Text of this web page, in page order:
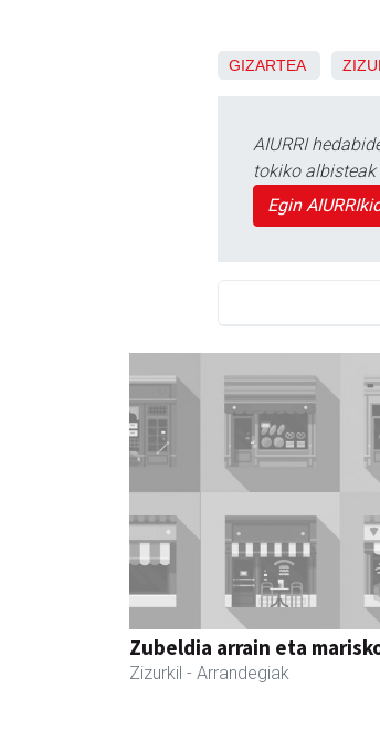
GIZARTEA
AIURRI
tokiko
Egin
Zubeldia arrain eta
Zizurkil - Arrandegiak